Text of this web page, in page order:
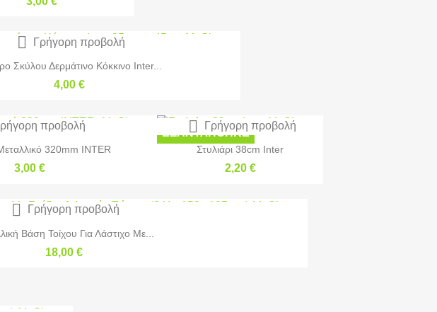
Σκύλου Δερμάτινο Κόκκινο Inter...
4,00 €
 Γρήγορη προβολή
320mm INTER
3,00 €
προβολή
Στυλιάρι 38cm Inter
2,20 €
ΕΞΑΝΤΛΉΘΗΚΕ
 Γρήγορη προβολή
Βάση Τοίχου Για Λάστιχο Με...
18,00 €
 Γρήγορη προβολή